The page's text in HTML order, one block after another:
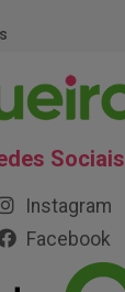
Sociais
Instagram
Facebook